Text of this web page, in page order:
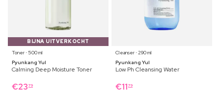
BIJNA UITVERKOCHT
Toner ⋅ 500 ml
Pyunkang Yul
Calming Deep Moisture Toner
€23 79
Cleanser ⋅ 290 ml
Pyunkang Yul
Low Ph Cleansing Water
€11 79